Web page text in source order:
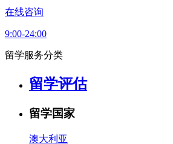
在线咨询
9:00-24:00
留学服务分类
留学评估
留学国家
澳大利亚